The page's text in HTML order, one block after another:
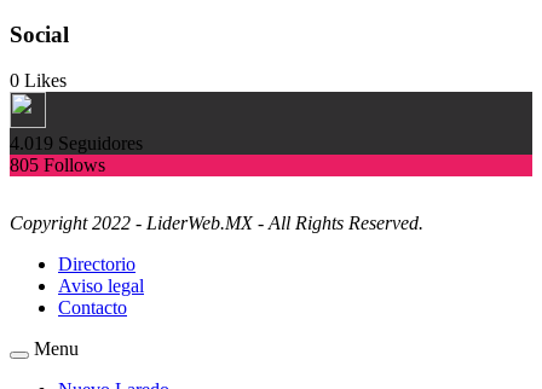
Social
0 Likes
4.019 Seguidores
805 Follows
Copyright 2022 - LiderWeb.MX - All Rights Reserved.
Directorio
Aviso legal
Contacto
Menu